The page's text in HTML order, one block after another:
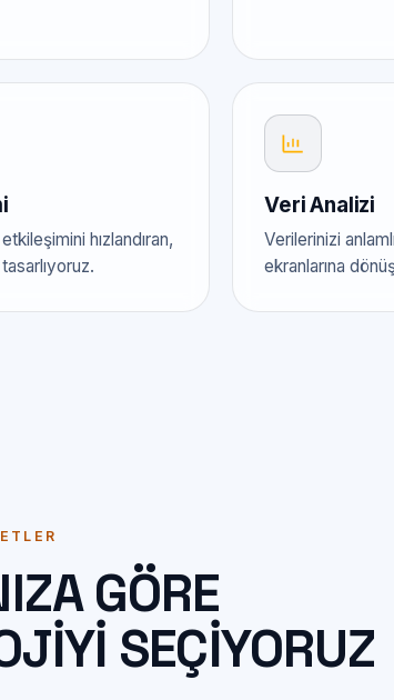
etkileşimini hızlandıran,
Veri Analizi
Verilerinizi
ekranlarına
GÖRE
SEÇIYORUZ